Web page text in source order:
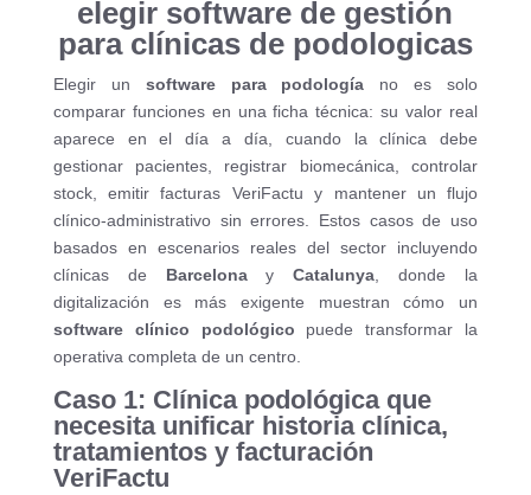
elegir software de gestión
para clínicas de podologicas
Elegir un software para podología no es solo
comparar funciones en una ficha técnica: su valor real
aparece en el día a día, cuando la clínica debe
gestionar pacientes, registrar biomecánica, controlar
stock, emitir facturas VeriFactu y mantener un flujo
clínico-administrativo sin errores. Estos casos de uso
basados en escenarios reales del sector incluyendo
clínicas de BarcelonayCatalunya, donde la
digitalización es más exigente muestran cómo un
software clínico podológico puede transformar la
operativa completa de un centro.
Caso 1: Clínica podológica que
necesita unificar historia clínica,
tratamientos y facturación
VeriFactu